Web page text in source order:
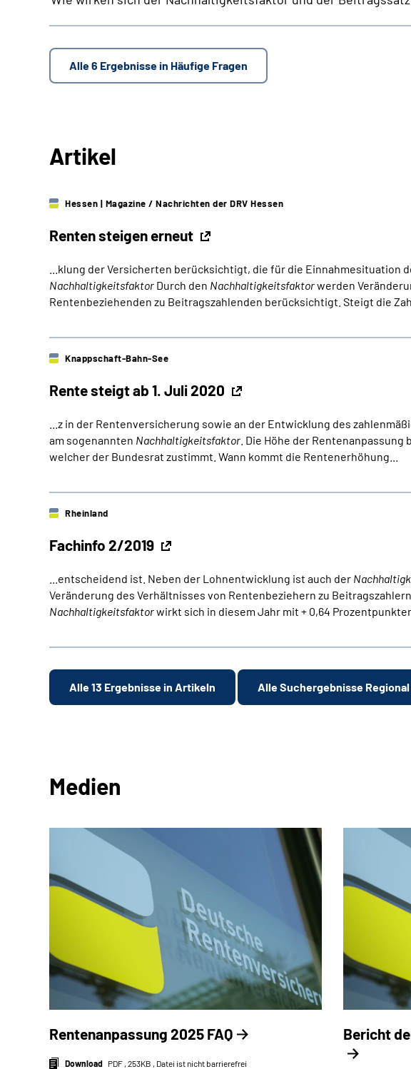
Alle 6 Ergebnisse in Häufige Fragen
Artikel
Renten steigen erneut
Hessen | Magazine / Nachrichten der DRV Hessen
...klung der Versicherten berücksichtigt, die für die
Nachhaltigkeitsfaktor Durch den Nachhaltigkeitsfaktorwerden
Rentenbeziehenden zu Beitragszahlenden berücksichtigt. Steigt die
Rente steigt ab 1. Juli 2020
Knappschaft-Bahn-See
...z in der Rentenversicherung sowie an der Entwicklung des
am sogenannten Nachhaltigkeitsfaktor . Die Höhe der
welcher der Bundesrat zustimmt. Wann kommt die Rentenerhöhung...
Fachinfo 2/2019
Rheinland
...entscheidend ist. Neben der Lohnentwicklung ist auch der
Veränderung des Verhältnisses von Rentenbeziehern zu
Nachhaltigkeitsfaktorwirkt sich in diesem Jahr mit + 0,64
Alle 13 Ergebnisse in Artikeln Alle Suchergebnisse Regional
Medien
Rentenanpassung 2025 FAQ
Download PDF , 253KB , Datei ist nicht barrierefrei
Bericht